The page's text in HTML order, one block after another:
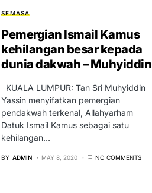
SEMASA
Pemergian Ismail Kamus
kehilangan besar kepada
dunia dakwah – Muhyiddin
KUALA LUMPUR: Tan Sri Muhyiddin
Yassin menyifatkan pemergian
pendakwah terkenal, Allahyarham
Datuk Ismail Kamus sebagai satu
kehilangan…
BY ADMIN MAY 8, 2020 NO COMMENTS